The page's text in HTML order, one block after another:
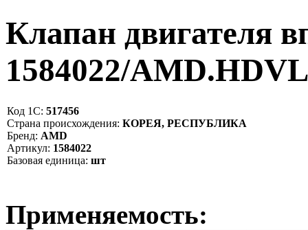
Клапан двигателя
1584022/
Код 1С: 517456
Страна происхождения: КОРЕЯ, РЕСПУБЛИКА
Бренд: AMD
Артикул: 1584022
Базовая единица: шт
Применяемость: